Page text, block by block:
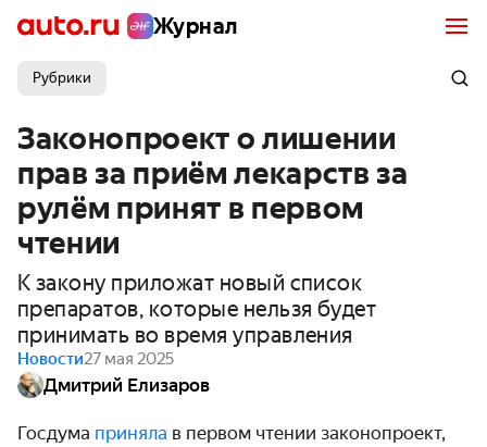
Журнал
Рубрики
Законопроект о лишении
прав за приём лекарств за
рулём принят в первом
чтении
К закону приложат новый список
препаратов, которые нельзя будет
принимать во время управления
Новости27 мая 2025
Дмитрий Елизаров
Госдума приняла в первом чтении законопроект,